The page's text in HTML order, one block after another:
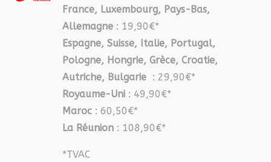
France, Luxembourg, Pays-Bas,
Allemagne : 19,90€*
Espagne, Suisse, Italie, Portugal,
Pologne, Hongrie, Grèce, Croatie,
Autriche, Bulgarie : 29,90€*
Royaume-Uni : 49,90€*
Maroc : 60,50€*
La Réunion : 108,90€*
*TVAC